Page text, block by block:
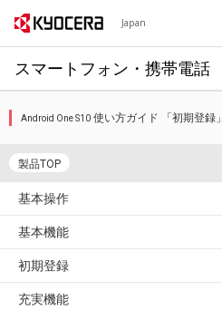
Japan
スマートフォン・携帯電話
Android One S10 使い方ガイド 「初期登録」
製品TOP
基本操作
基本機能
初期登録
充実機能